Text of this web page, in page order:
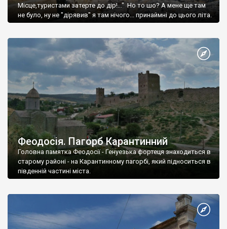
Місце,туристами затерте до дір!..." Но то шо? А мене ще там
не було, ну не "дірявив" я там нічого... принаймні до цього літа.
Феодосія. Пагорб Карантинний
Головна памятка Феодосії - Генуезька фортеця знаходиться в
старому районі - на Карантинному пагорбі, який підноситься в
південній частині міста.